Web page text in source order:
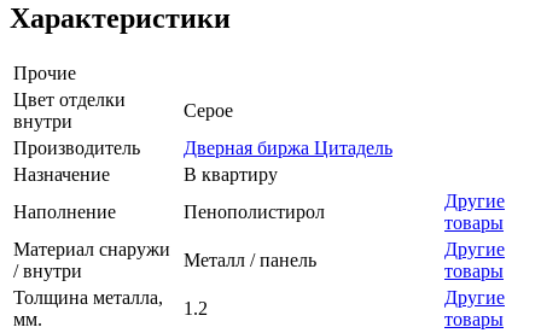
Характеристики
Прочие
Цвет отделки
внутри
Серое
Производитель
Дверная биржа Цитадель
Назначение
В квартиру
Наполнение
Пенополистирол
Другие
товары
Материал снаружи
/ внутри
Металл / панель
Другие
товары
Толщина металла,
мм.
1.2
Другие
товары